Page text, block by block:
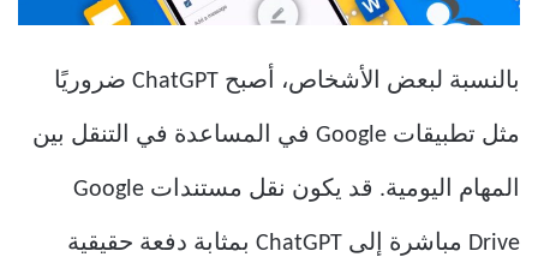
بالنسبة لبعض الأشخاص، أصبح ChatGPT ضروريًا
مثل تطبيقات Google في المساعدة في التنقل بين
المهام اليومية. قد يكون نقل مستندات Google
Drive مباشرة إلى ChatGPT بمثابة دفعة حقيقية